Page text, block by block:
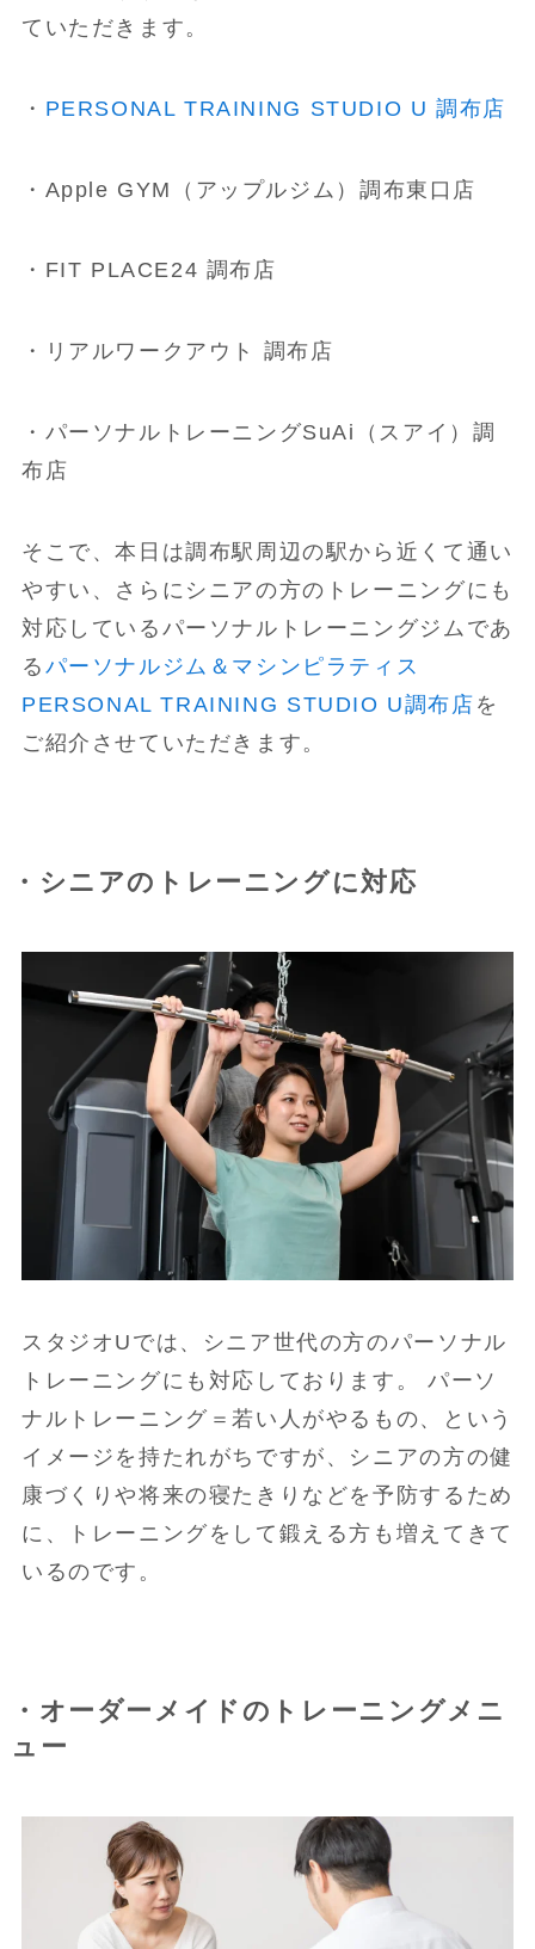
ていただきます。
・ PERSONAL TRAINING STUDIO U 調布店
・Apple GYM（アップルジム）調布東口店
・FIT PLACE24 調布店
・リアルワークアウト 調布店
・パーソナルトレーニングSuAi（スアイ）調
布店
そこで、本日は調布駅周辺の駅から近くて通い
やすい、さらにシニアの方のトレーニングにも
対応しているパーソナルトレーニングジムであ
る パーソナルジム＆マシンピラティス
PERSONAL TRAINING STUDIO U調布店 を
ご紹介させていただきます。
・シニアのトレーニングに対応
スタジオUでは、シニア世代の方のパーソナル
トレーニングにも対応しております。 パーソ
ナルトレーニング＝若い人がやるもの、という
イメージを持たれがちですが、シニアの方の健
康づくりや将来の寝たきりなどを予防するため
に、トレーニングをして鍛える方も増えてきて
いるのです。
・オーダーメイドのトレーニングメニ
ュー